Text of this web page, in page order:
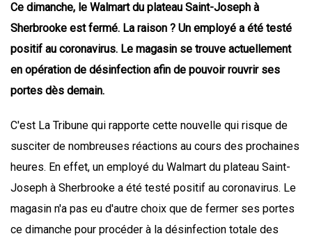
Ce dimanche, le Walmart du plateau Saint-Joseph à
Sherbrooke est fermé. La raison ? Un employé a été testé
positif au coronavirus. Le magasin se trouve actuellement
en opération de désinfection afin de pouvoir rouvrir ses
portes dès demain.
C'est La Tribune qui rapporte cette nouvelle qui risque de
susciter de nombreuses réactions au cours des prochaines
heures. En effet, un employé du Walmart du plateau Saint-
Joseph à Sherbrooke a été testé positif au coronavirus. Le
magasin n'a pas eu d'autre choix que de fermer ses portes
ce dimanche pour procéder à la désinfection totale des